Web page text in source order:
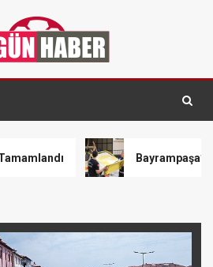
Bayrampaşa’da kaldırımlar